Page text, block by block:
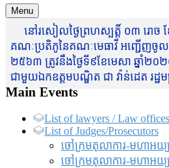
Menu
នៅរសៀលថ្ងៃព្រហស្បត្តិ៍ ០៣ រោច ខែ
គណៈប្រតិភូនៃគណៈមេធាវី អញ្ជើញចូលជួ
២៥៦៣ ត្រូវនឹងថ្ងៃទី៩ខែមេសា ឆ្នាំ២០
ជាមួយឯកឧត្តមបណ្ឌិត ជា វ៉ាន់ដេត រ
Main Events
List of lawyers / Law offices
List of Judges/Prosecutors
ចៅក្រមតុលាការ-មហាអយ្
ចៅក្រមតុលាការ-មហាអយ្